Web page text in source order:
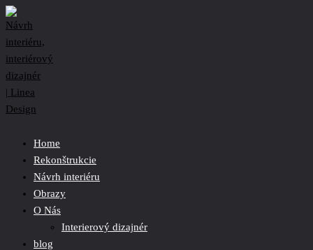
Home
Rekonštrukcie
Návrh interiéru
Obrazy
O Nás
Interierový dizajnér
blog